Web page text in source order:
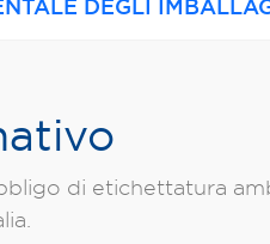
DEGLI
di etichettatura